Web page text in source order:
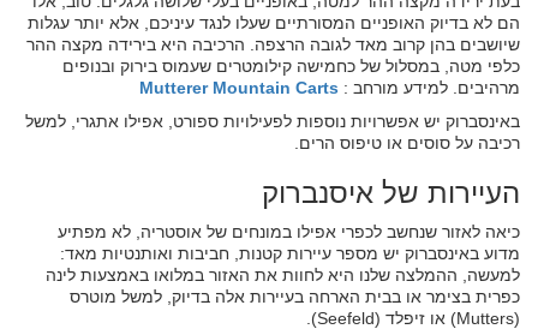
הם לא בדיוק האופניים המסורתיים שעלו לנגד עיניכם, אלא יותר עגלות
שיושבים בהן קרוב מאד לגובה הרצפה. הרכיבה היא בירידה מקצה ההר
כלפי מטה, במסלול של כחמישה קילומטרים שעמוס בירוק ובנופים
מרהיבים. למידע מורחב : Mutterer Mountain Carts
באינסברוק יש אפשרויות נוספות לפעילויות ספורט, אפילו אתגרי, למשל
רכיבה על סוסים או טיפוס הרים.
העיירות של איסנברוק
כיאה לאזור שנחשב לכפרי אפילו במונחים של אוסטריה, לא מפתיע
מדוע באינסברוק יש מספר עיירות קטנות, חביבות ואותנטיות מאד:
למעשה, ההמלצה שלנו היא לחוות את האזור במלואו באמצעות לינה
כפרית בצימר או בבית הארחה בעיירות אלה בדיוק, למשל מוטרס
(Mutters) או זיפלד (Seefeld).